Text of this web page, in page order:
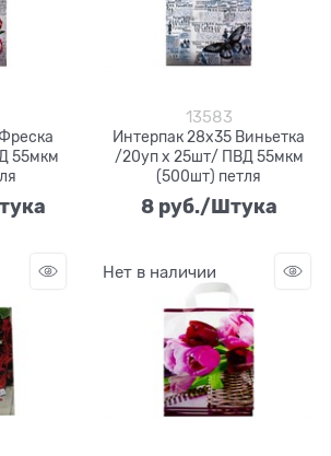
55мкм
13583
Интерпак 28х35 Виньетка
/20уп х 25шт/ ПВД 55мкм
(500шт) петля
8 руб./Штука
Нет в наличии